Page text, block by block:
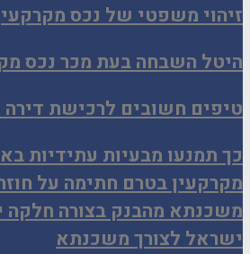
זיהוי משפטי של נכס
היטל השבחה בעת מכר נכס
טיפים חשובים לרכישת
כך תמנעו מבעיות עתידיות
מקרקעין בטרם חתימה על
משכנתא מהבנק בצורה חלקה
ישראל לצורך משכנתא